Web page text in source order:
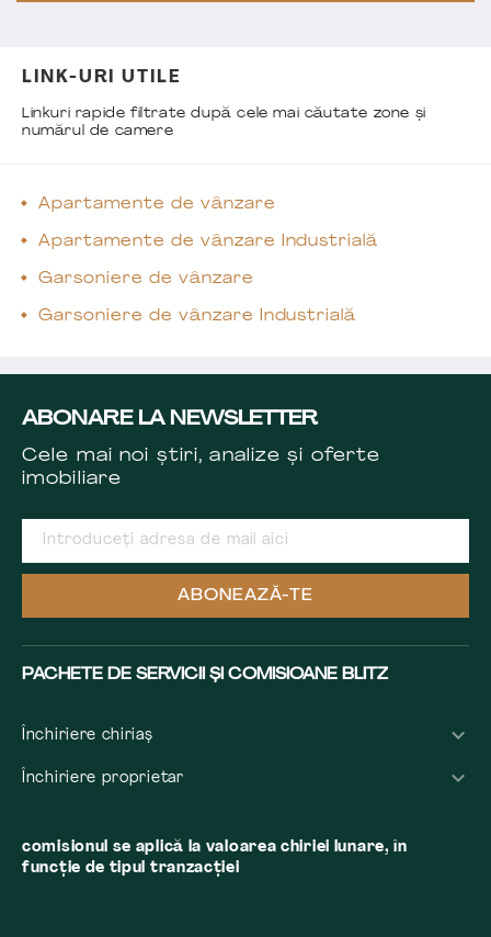
LINK-URI UTILE
Linkuri rapide filtrate după cele mai căutate zone și
numărul de camere
Apartamente de vânzare
Apartamente de vânzare Industrială
Garsoniere de vânzare
Garsoniere de vânzare Industrială
ABONARE LA NEWSLETTER
Cele mai noi știri, analize și oferte
imobiliare
ABONEAZĂ-TE
PACHETE DE SERVICII ȘI COMISIOANE BLITZ
Închiriere chiriaș
Închiriere proprietar
comisionul se aplică la valoarea chiriei lunare, în
funcție de tipul tranzacției